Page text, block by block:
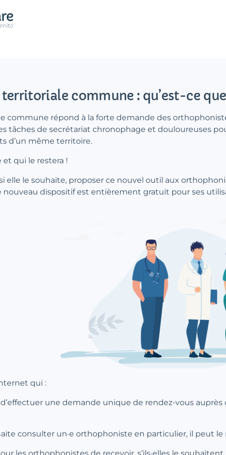
commune : qu’est-ce que
commune répond à la forte demande des
tâches de secrétariat chronophage et douloureuses
d’un même territoire.
qui le restera !
elle le souhaite, proposer ce nouvel outil aux
nouveau dispositif est entièrement gratuit pour ses
qui :
une demande unique de rendez-vous
consulter un·e orthophoniste en particulier, il peut